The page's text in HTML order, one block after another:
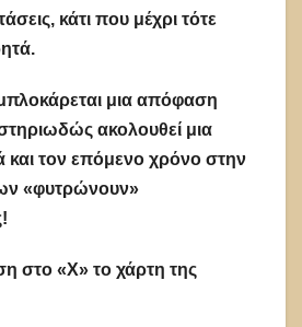
κάτι που μέχρι τότε
μια απόφαση
ακολουθεί μια
και τον επόμενο χρόνο στην
«φυτρώνουν»
στο «Χ» το χάρτη της